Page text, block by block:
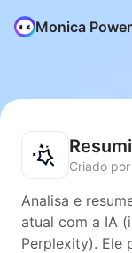
Monica
Criado
Analisa e
atual com a IA
Perplexity). Ele